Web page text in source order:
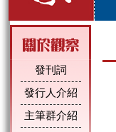
發刊詞
發行人介紹
主筆群介紹